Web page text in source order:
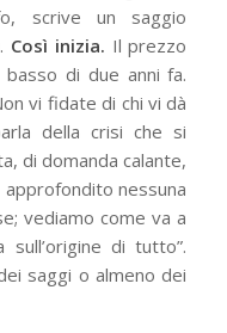
scrive un saggio
Così inizia. Il prezzo
di due anni fa.
vi fidate di chi vi dà
della crisi che si
di domanda calante,
nessuna
vediamo come va a
di tutto”.
saggi o almeno dei